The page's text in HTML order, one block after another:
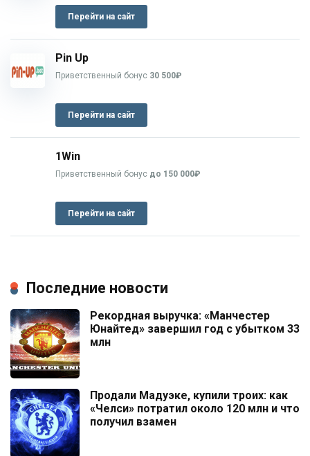
Перейти на сайт
Pin Up
Приветственный бонус 30 500₽
Перейти на сайт
1Win
Приветственный бонус до 150 000₽
Перейти на сайт
Последние новости
Рекордная выручка: «Манчестер
Юнайтед» завершил год с убытком 33
млн
Продали Мадуэке, купили троих: как
«Челси» потратил около 120 млн и что
получил взамен